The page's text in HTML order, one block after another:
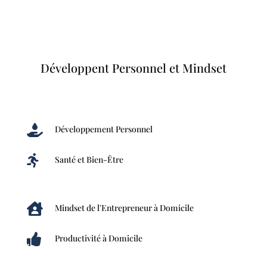
Développent Personnel et Mindset
 Développement Personnel
 Santé et Bien-Être
 Mindset de l'Entrepreneur à Domicile
 Productivité à Domicile